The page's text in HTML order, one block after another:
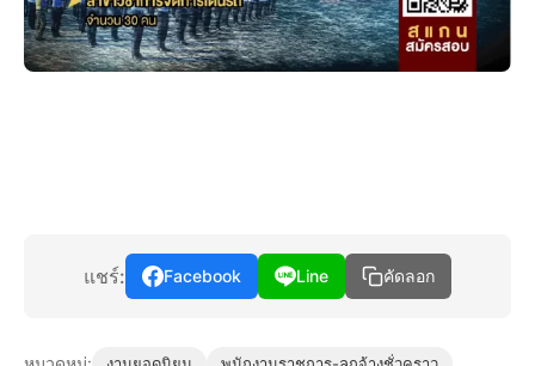
แชร์: Facebook Line คัดลอก